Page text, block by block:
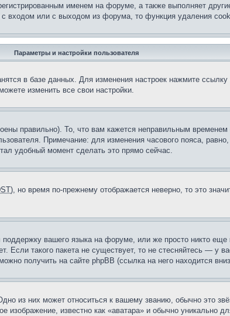
именем на форуме, а также выполняет
входом или с выходом из форума, то функция удаления
Параметры и настройки пользователя
в базе данных. Для изменения настроек нажмите
изменить все свои настройки.
правильно). То, что вам кажется неправильным
Примечание: для изменения часового пояса,
удобный момент сделать это прямо сейчас.
), но время по-прежнему отображается неверно, то это
вашего языка на форуме, или же просто никто
Если такого пакета не существует, то не стесняйтесь — у
получить на сайте phpBB (ссылка на него находится
из них может относиться к вашему званию, обычно это
известно как «аватара» и обычно уникально